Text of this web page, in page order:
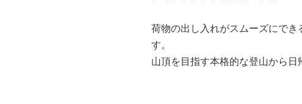
荷物の出し入れがスムーズにで
す。
山頂を目指す本格的な登山から日